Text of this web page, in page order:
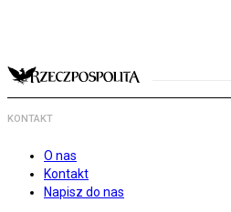
KONTAKT
O nas
Kontakt
Napisz do nas